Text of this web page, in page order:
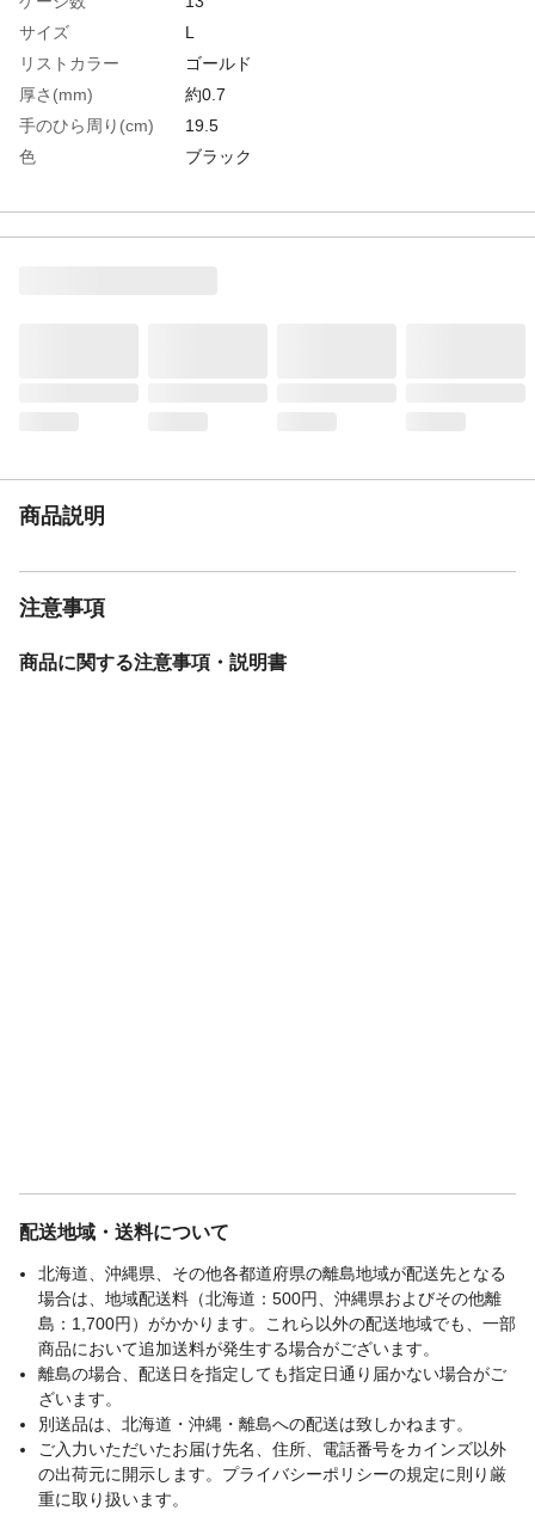
サイズ
L
リストカラー
ゴールド
厚さ(mm)
約0.7
手のひら周り(cm)
19.5
色
ブラック
中指長さ(cm)
8.0
商品説明
注意事項
商品に関する注意事項・説明書
配送地域・送料について
北海道、沖縄県、その他各都道府県の離島地域が配送先となる
場合は、地域配送料（北海道：500円、沖縄県およびその他離
島：1,700円）がかかります。これら以外の配送地域でも、一部
商品において追加送料が発生する場合がございます。
離島の場合、配送日を指定しても指定日通り届かない場合がご
ざいます。
別送品は、北海道・沖縄・離島への配送は致しかねます。
ご入力いただいたお届け先名、住所、電話番号をカインズ以外
の出荷元に開示します。プライバシーポリシーの規定に則り厳
重に取り扱います。